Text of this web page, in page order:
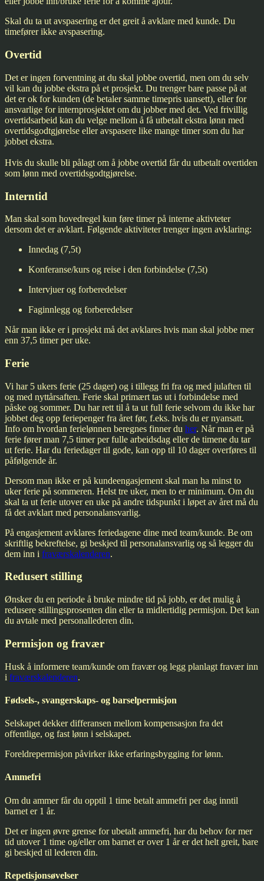
Skal du ta ut avspasering er det greit å avklare med kunde. Du
timefører ikke avspasering.
Overtid
Det er ingen forventning at du skal jobbe overtid, men om du selv
vil kan du jobbe ekstra på et prosjekt. Du trenger bare passe på at
det er ok for kunden (de betaler samme timepris uansett), eller for
ansvarlige for internprosjektet om du jobber med det. Ved frivillig
overtidsarbeid kan du velge mellom å få utbetalt ekstra lønn med
overtidsgodtgjørelse eller avspasere like mange timer som du har
jobbet ekstra.
Hvis du skulle bli pålagt om å jobbe overtid får du utbetalt overtiden
som lønn med overtidsgodtgjørelse.
Interntid
Man skal som hovedregel kun føre timer på interne aktivteter
dersom det er avklart. Følgende aktiviteter trenger ingen avklaring:
Innedag (7,5t)
Konferanse/kurs og reise i den forbindelse (7,5t)
Intervjuer og forberedelser
Faginnlegg og forberedelser
Når man ikke er i prosjekt må det avklares hvis man skal jobbe mer
enn 37,5 timer per uke.
Ferie
Vi har 5 ukers ferie (25 dager) og i tillegg fri fra og med julaften til
og med nyttårsaften. Ferie skal primært tas ut i forbindelse med
påske og sommer. Du har rett til å ta ut full ferie selvom du ikke har
jobbet deg opp feriepenger fra året før, f.eks. hvis du er nyansatt.
Info om hvordan ferielønnen beregnes finner du her. Når man er på
ferie fører man 7,5 timer per fulle arbeidsdag eller de timene du tar
ut ferie. Har du feriedager til gode, kan opp til 10 dager overføres til
påfølgende år.
Dersom man ikke er på kundeengasjement skal man ha minst to
uker ferie på sommeren. Helst tre uker, men to er minimum. Om du
skal ta ut ferie utover en uke på andre tidspunkt i løpet av året må du
få det avklart med personalansvarlig.
På engasjement avklares feriedagene dine med team/kunde. Be om
skriftlig bekreftelse, gi beskjed til personalansvarlig og så legger du
dem inn i fraværskalenderen.
Redusert stilling
Ønsker du en periode å bruke mindre tid på jobb, er det mulig å
redusere stillingsprosenten din eller ta midlertidig permisjon. Det kan
du avtale med personallederen din.
Permisjon og fravær
Husk å informere team/kunde om fravær og legg planlagt fravær inn
i fraværskalenderen.
Fødsels-, svangerskaps- og barselpermisjon
Selskapet dekker differansen mellom kompensasjon fra det
offentlige, og fast lønn i selskapet.
Foreldrepermisjon påvirker ikke erfaringsbygging for lønn.
Ammefri
Om du ammer får du opptil 1 time betalt ammefri per dag inntil
barnet er 1 år.
Det er ingen øvre grense for ubetalt ammefri, har du behov for mer
tid utover 1 time og/eller om barnet er over 1 år er det helt greit, bare
gi beskjed til lederen din.
Repetisjonsøvelser